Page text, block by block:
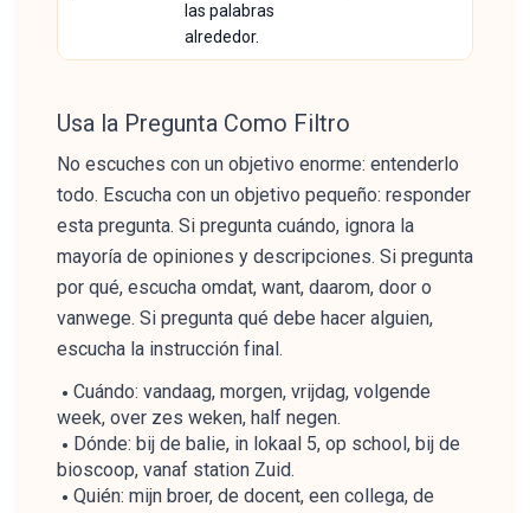
las palabras
alrededor.
Usa la Pregunta Como Filtro
No escuches con un objetivo enorme: entenderlo
todo. Escucha con un objetivo pequeño: responder
esta pregunta. Si pregunta cuándo, ignora la
mayoría de opiniones y descripciones. Si pregunta
por qué, escucha omdat, want, daarom, door o
vanwege. Si pregunta qué debe hacer alguien,
escucha la instrucción final.
Cuándo: vandaag, morgen, vrijdag, volgende
week, over zes weken, half negen.
Dónde: bij de balie, in lokaal 5, op school, bij de
bioscoop, vanaf station Zuid.
Quién: mijn broer, de docent, een collega, de